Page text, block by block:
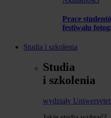
Prace
festiwalu
Studia i szkolenia
Studia
i szkolenia
wydziały